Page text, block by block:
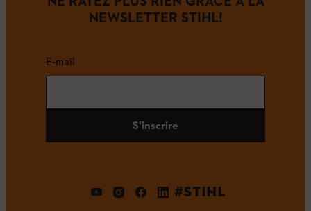
NEWSLETTER STIHL!
E-mail
S'inscrire
#STIHL